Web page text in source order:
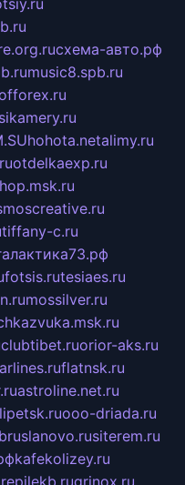
схема-авто.рф
music8.spb.ru
hohota.netalimy.ru
otdelkaexp.ru
tiffany-c.ru
fotsis.rutesiaes.ru
mossilver.ru
clubtibet.ruorior-aks.ru
flatnsk.ru
astroline.net.ru
ooo-driada.ru
bruslanovo.rusiterem.ru
kafekolizey.ru
grinox.ru